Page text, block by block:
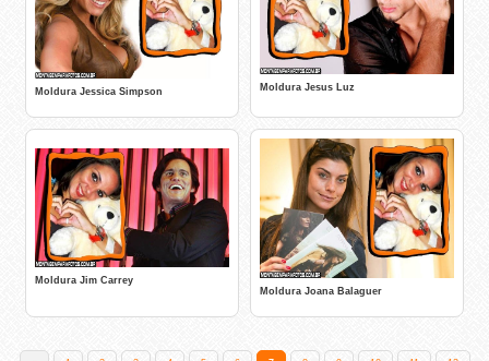
Moldura Jessica Simpson Moldura Jesus Luz
Moldura Jim Carrey
Moldura Joana Balaguer